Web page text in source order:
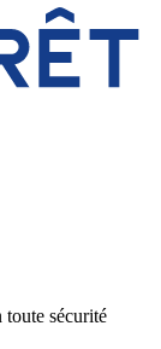
toute sécurité